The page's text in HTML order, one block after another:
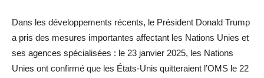
Dans les développements récents, le Président Donald Trump
a pris des mesures importantes affectant les Nations Unies et
ses agences spécialisées : le 23 janvier 2025, les Nations
Unies ont confirmé que les États-Unis quitteraient l’OMS le 22